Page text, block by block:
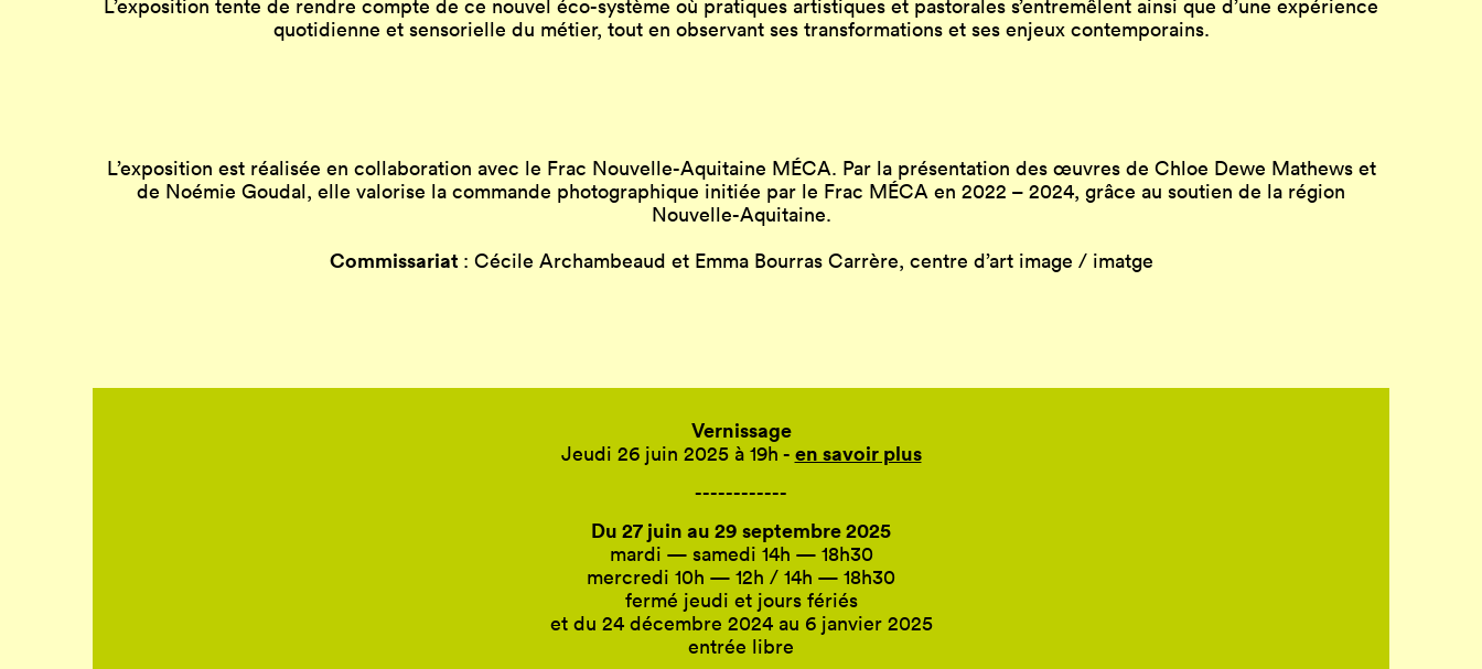
L’exposition tente de rendre compte de ce nouvel éco-système où pratiques artistiques et pastorales s’entremêlent ainsi que d’une expérience
quotidienne et sensorielle du métier, tout en observant ses transformations et ses enjeux contemporains.
L’exposition est réalisée en collaboration avec le Frac Nouvelle-Aquitaine MÉCA. Par la présentation des œuvres de Chloe Dewe Mathews et
de Noémie Goudal, elle valorise la commande photographique initiée par le Frac MÉCA en 2022 – 2024, grâce au soutien de la région
Nouvelle-Aquitaine.
Commissariat : Cécile Archambeaud et Emma Bourras Carrère, centre d’art image / imatge
Vernissage
Jeudi 26 juin 2025 à 19h - en savoir plus
------------
Du 27 juin au 29 septembre 2025
mardi — samedi 14h — 18h30
mercredi 10h — 12h / 14h — 18h30
fermé jeudi et jours fériés
et du 24 décembre 2024 au 6 janvier 2025
entrée libre